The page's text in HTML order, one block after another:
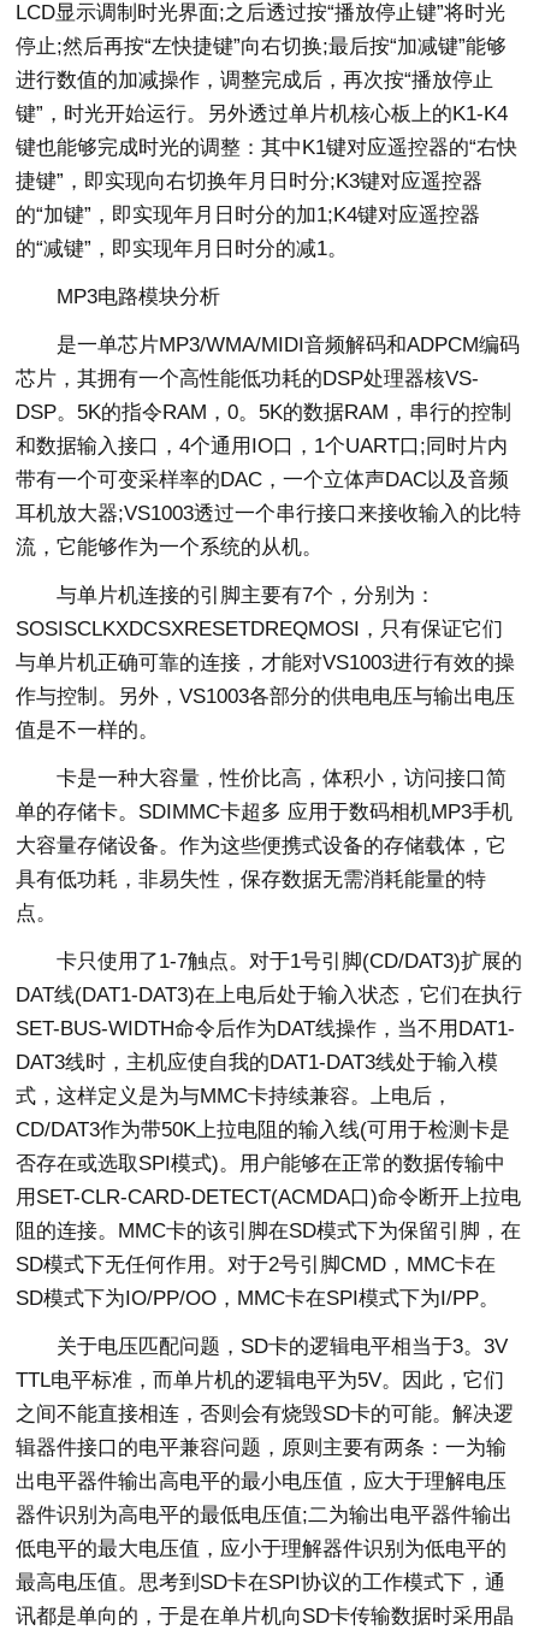
LCD显示调制时光界面;之后透过按“播放停止键”将时光
停止;然后再按“左快捷键”向右切换;最后按“加减键”能够
进行数值的加减操作，调整完成后，再次按“播放停止
键”，时光开始运行。另外透过单片机核心板上的K1-K4
键也能够完成时光的调整：其中K1键对应遥控器的“右快
捷键”，即实现向右切换年月日时分;K3键对应遥控器
的“加键”，即实现年月日时分的加1;K4键对应遥控器
的“减键”，即实现年月日时分的减1。
MP3电路模块分析
是一单芯片MP3/WMA/MIDI音频解码和ADPCM编码
芯片，其拥有一个高性能低功耗的DSP处理器核VS-
DSP。5K的指令RAM，0。5K的数据RAM，串行的控制
和数据输入接口，4个通用IO口，1个UART口;同时片内
带有一个可变采样率的DAC，一个立体声DAC以及音频
耳机放大器;VS1003透过一个串行接口来接收输入的比特
流，它能够作为一个系统的从机。
与单片机连接的引脚主要有7个，分别为：
SOSISCLKXDCSXRESETDREQMOSI，只有保证它们
与单片机正确可靠的连接，才能对VS1003进行有效的操
作与控制。另外，VS1003各部分的供电电压与输出电压
值是不一样的。
卡是一种大容量，性价比高，体积小，访问接口简
单的存储卡。SDIMMC卡超多 应用于数码相机MP3手机
大容量存储设备。作为这些便携式设备的存储载体，它
具有低功耗，非易失性，保存数据无需消耗能量的特
点。
卡只使用了1-7触点。对于1号引脚(CD/DAT3)扩展的
DAT线(DAT1-DAT3)在上电后处于输入状态，它们在执行
SET-BUS-WIDTH命令后作为DAT线操作，当不用DAT1-
DAT3线时，主机应使自我的DAT1-DAT3线处于输入模
式，这样定义是为与MMC卡持续兼容。上电后，
CD/DAT3作为带50K上拉电阻的输入线(可用于检测卡是
否存在或选取SPI模式)。用户能够在正常的数据传输中
用SET-CLR-CARD-DETECT(ACMDA口)命令断开上拉电
阻的连接。MMC卡的该引脚在SD模式下为保留引脚，在
SD模式下无任何作用。对于2号引脚CMD，MMC卡在
SD模式下为IO/PP/OO，MMC卡在SPI模式下为I/PP。
关于电压匹配问题，SD卡的逻辑电平相当于3。3V
TTL电平标准，而单片机的逻辑电平为5V。因此，它们
之间不能直接相连，否则会有烧毁SD卡的可能。解决逻
辑器件接口的电平兼容问题，原则主要有两条：一为输
出电平器件输出高电平的最小电压值，应大于理解电压
器件识别为高电平的最低电压值;二为输出电平器件输出
低电平的最大电压值，应小于理解器件识别为低电平的
最高电压值。思考到SD卡在SPI协议的工作模式下，通
讯都是单向的，于是在单片机向SD卡传输数据时采用晶